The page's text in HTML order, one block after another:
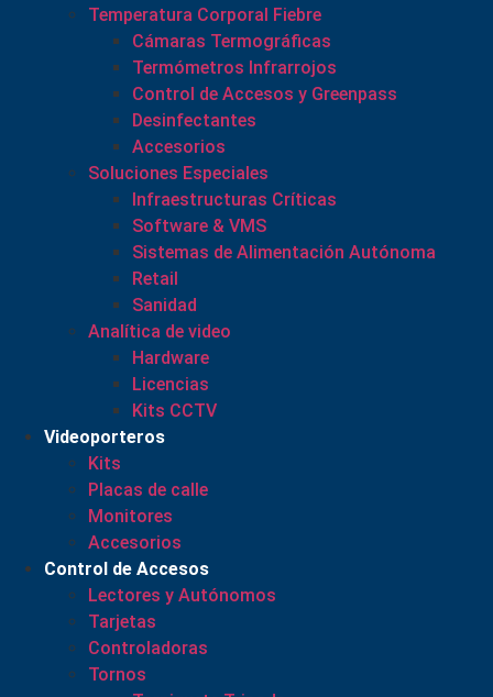
Temperatura Corporal Fiebre
Cámaras Termográficas
Termómetros Infrarrojos
Control de Accesos y Greenpass
Desinfectantes
Accesorios
Soluciones Especiales
Infraestructuras Críticas
Software & VMS
Sistemas de Alimentación Autónoma
Retail
Sanidad
Analítica de video
Hardware
Licencias
Kits CCTV
Videoporteros
Kits
Placas de calle
Monitores
Accesorios
Control de Accesos
Lectores y Autónomos
Tarjetas
Controladoras
Tornos